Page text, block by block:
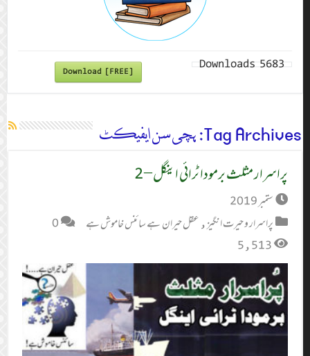
Download [FREE] 5683
Downloads
Tag Archives: ہچی سن ایفیکٹ
پراسرار مثلث برمودا ٹرائی اینگل – 2
ستمبر 2019
پراسرار و حیرت انگیز,عقل حیران ہے سائنس خاموش ہے
0
5,513